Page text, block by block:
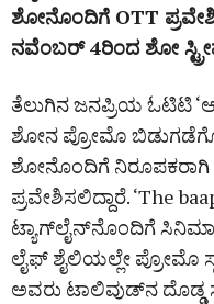
ಶೋನೊಂದಿಗೆ OTT
ನವೆಂಬರ್ 4ರಿಂದ ಶೋ
ತೆಲುಗಿನ ಜನಪ್ರಿಯ ಓಟಿಟಿ
ಶೋನ ಪ್ರೋಮೊ
ಶೋನೊಂದಿಗೆ
ಪ್ರವೇಶಿಸಲಿದ್ದಾರೆ. ‘The
ಟ್ಯಾಗ್‌ಲೈನ್‌ನೊಂದಿಗೆ
ಲೈಫ್‌ ಶೈಲಿಯಲ್ಲೇ ಪ್ರೋಮೊ
ಅವರು ಟಾಲಿವುಡ್‌ನ ದೊಡ್ಡ